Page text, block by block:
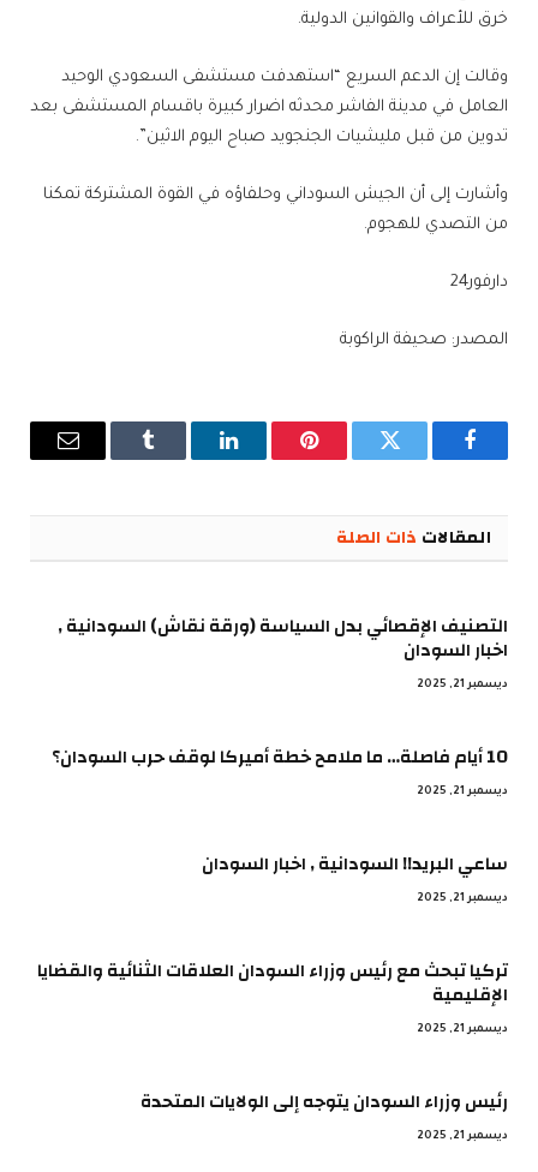
خرق للأعراف والقوانين الدولية.
وقالت إن الدعم السريع “استهدفت مستشفى السعودي الوحيد
العامل في مدينة الفاشر محدثه اضرار كبيرة باقسام المستشفى بعد
تدوين من قبل مليشيات الجنجويد صباح اليوم الاثين”.
وأشارت إلى أن الجيش السوداني وحلفاؤه في القوة المشتركة تمكنا
من التصدي للهجوم.
دارفور24
المصدر: صحيفة الراكوبة
فيسبوك تويتر بينتيريستلينكدإن Tumblr
البريد
المقالات ذات الصلة
التصنيف الإقصائي بدل السياسة (ورقة نقاش) السودانية ,
اخبار السودان
ديسمبر 21, 2025
10 أيام فاصلة… ما ملامح خطة أميركا لوقف حرب السودان؟
ديسمبر 21, 2025
ساعي البريد!! السودانية , اخبار السودان
ديسمبر 21, 2025
تركيا تبحث مع رئيس وزراء السودان العلاقات الثنائية والقضايا
الإقليمية
ديسمبر 21, 2025
رئيس وزراء السودان يتوجه إلى الولايات المتحدة
ديسمبر 21, 2025